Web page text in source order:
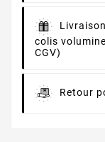
colis
CGV)
Retour